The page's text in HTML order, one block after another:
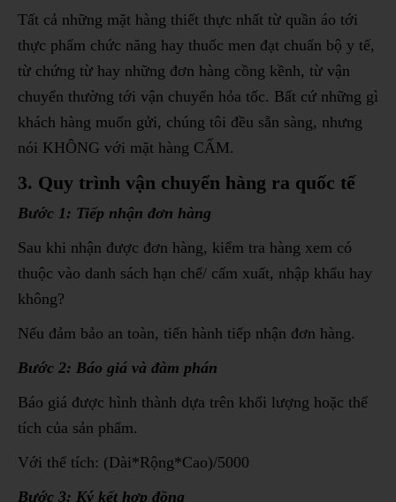
Tất cả những mặt hàng thiết thực nhất từ quần áo tới
thực phẩm chức năng hay thuốc men đạt chuẩn bộ y tế,
từ chứng từ hay những đơn hàng cồng kềnh, từ vận
chuyển thường tới vận chuyển hỏa tốc. Bất cứ những gì
khách hàng muốn gửi, chúng tôi đều sẵn sàng, nhưng
nói KHÔNG với mặt hàng CẤM.
3. Quy trình vận chuyển hàng ra quốc tế
Bước 1: Tiếp nhận đơn hàng
Sau khi nhận được đơn hàng, kiểm tra hàng xem có
thuộc vào danh sách hạn chế/ cấm xuất, nhập khẩu hay
không?
Nếu đảm bảo an toàn, tiến hành tiếp nhận đơn hàng.
Bước 2: Báo giá và đàm phán
Báo giá được hình thành dựa trên khối lượng hoặc thể
tích của sản phẩm.
Với thể tích: (Dài*Rộng*Cao)/5000
Bước 3: Ký kết hợp đồng